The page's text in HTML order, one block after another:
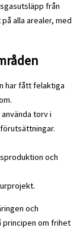
från
alla arealer, med
har fått felaktiga
torv i
och
och
principen om frihet